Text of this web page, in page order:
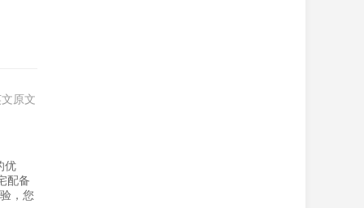
原文
优
配备
，您